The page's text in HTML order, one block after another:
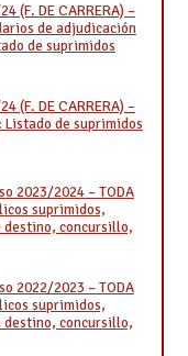
(F. DE CARRERA) –
de adjudicación
de suprimidos
(F. DE CARRERA) –
Listado de suprimidos
2023/2024 – TODA
suprimidos,
destino, concursillo,
2022/2023 – TODA
suprimidos,
destino, concursillo,